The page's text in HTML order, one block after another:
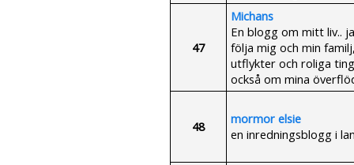
47
Michans
En blogg om mitt liv..
följa mig och min
utflykter och roliga
också om mina
48
mormor elsie
en inredningsblogg i